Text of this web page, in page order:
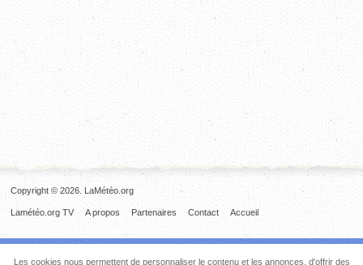
Copyright © 2026. LaMétéo.org
Accueil
Contact
Partenaires
A propos
Lamétéo.org TV
Les cookies nous permettent de personnaliser le contenu et les annonces, d'offrir des